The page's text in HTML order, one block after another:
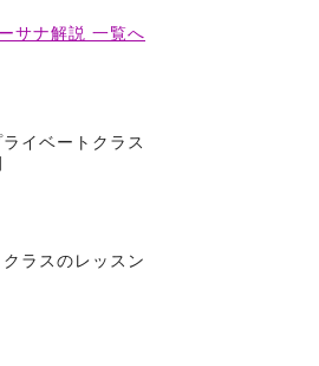
サナ解説 一覧へ
イベートクラス
ラスのレッスン